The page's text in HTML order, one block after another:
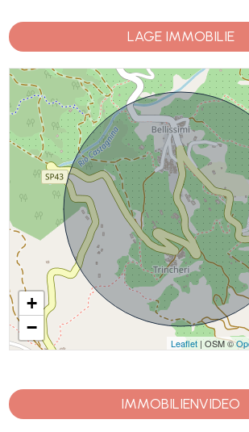
LAGE IMMOBILIE
+
−
Leaflet| OSM ©
IMMOBILIENVIDEO